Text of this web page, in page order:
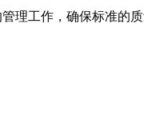
理工作，确保标准的质